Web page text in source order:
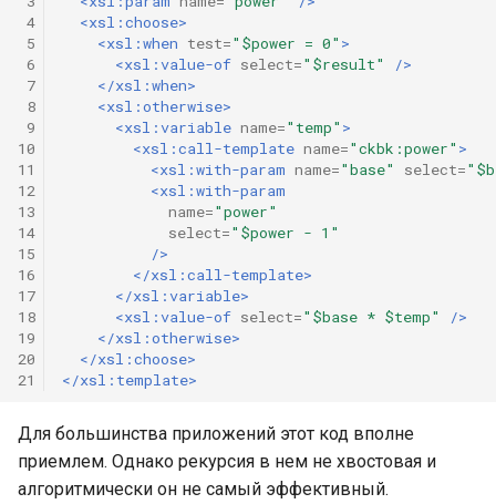
4
5
6
7
8
9
10
11
12
13
14
15
16
17
18
19
20
21
<xsl:choose>
<xsl:when test="$power = 0" >
<xsl:value-of select="$result"
/>
</xsl:when>
<xsl:otherwise>
<xsl:variable name="temp" >
<xsl:call-template name="ckbk:power" >
<xsl:with-param name="base" select=
<xsl:with-param
name="power"
select="$power - 1"
/>
</xsl:call-template>
</xsl:variable>
<xsl:value-of select="$base * $temp"
/>
</xsl:otherwise>
</xsl:choose>
</xsl:template>
Для большинства приложений этот код вполне
приемлем. Однако рекурсия в нем не хвостовая и
алгоритмически он не самый эффективный.